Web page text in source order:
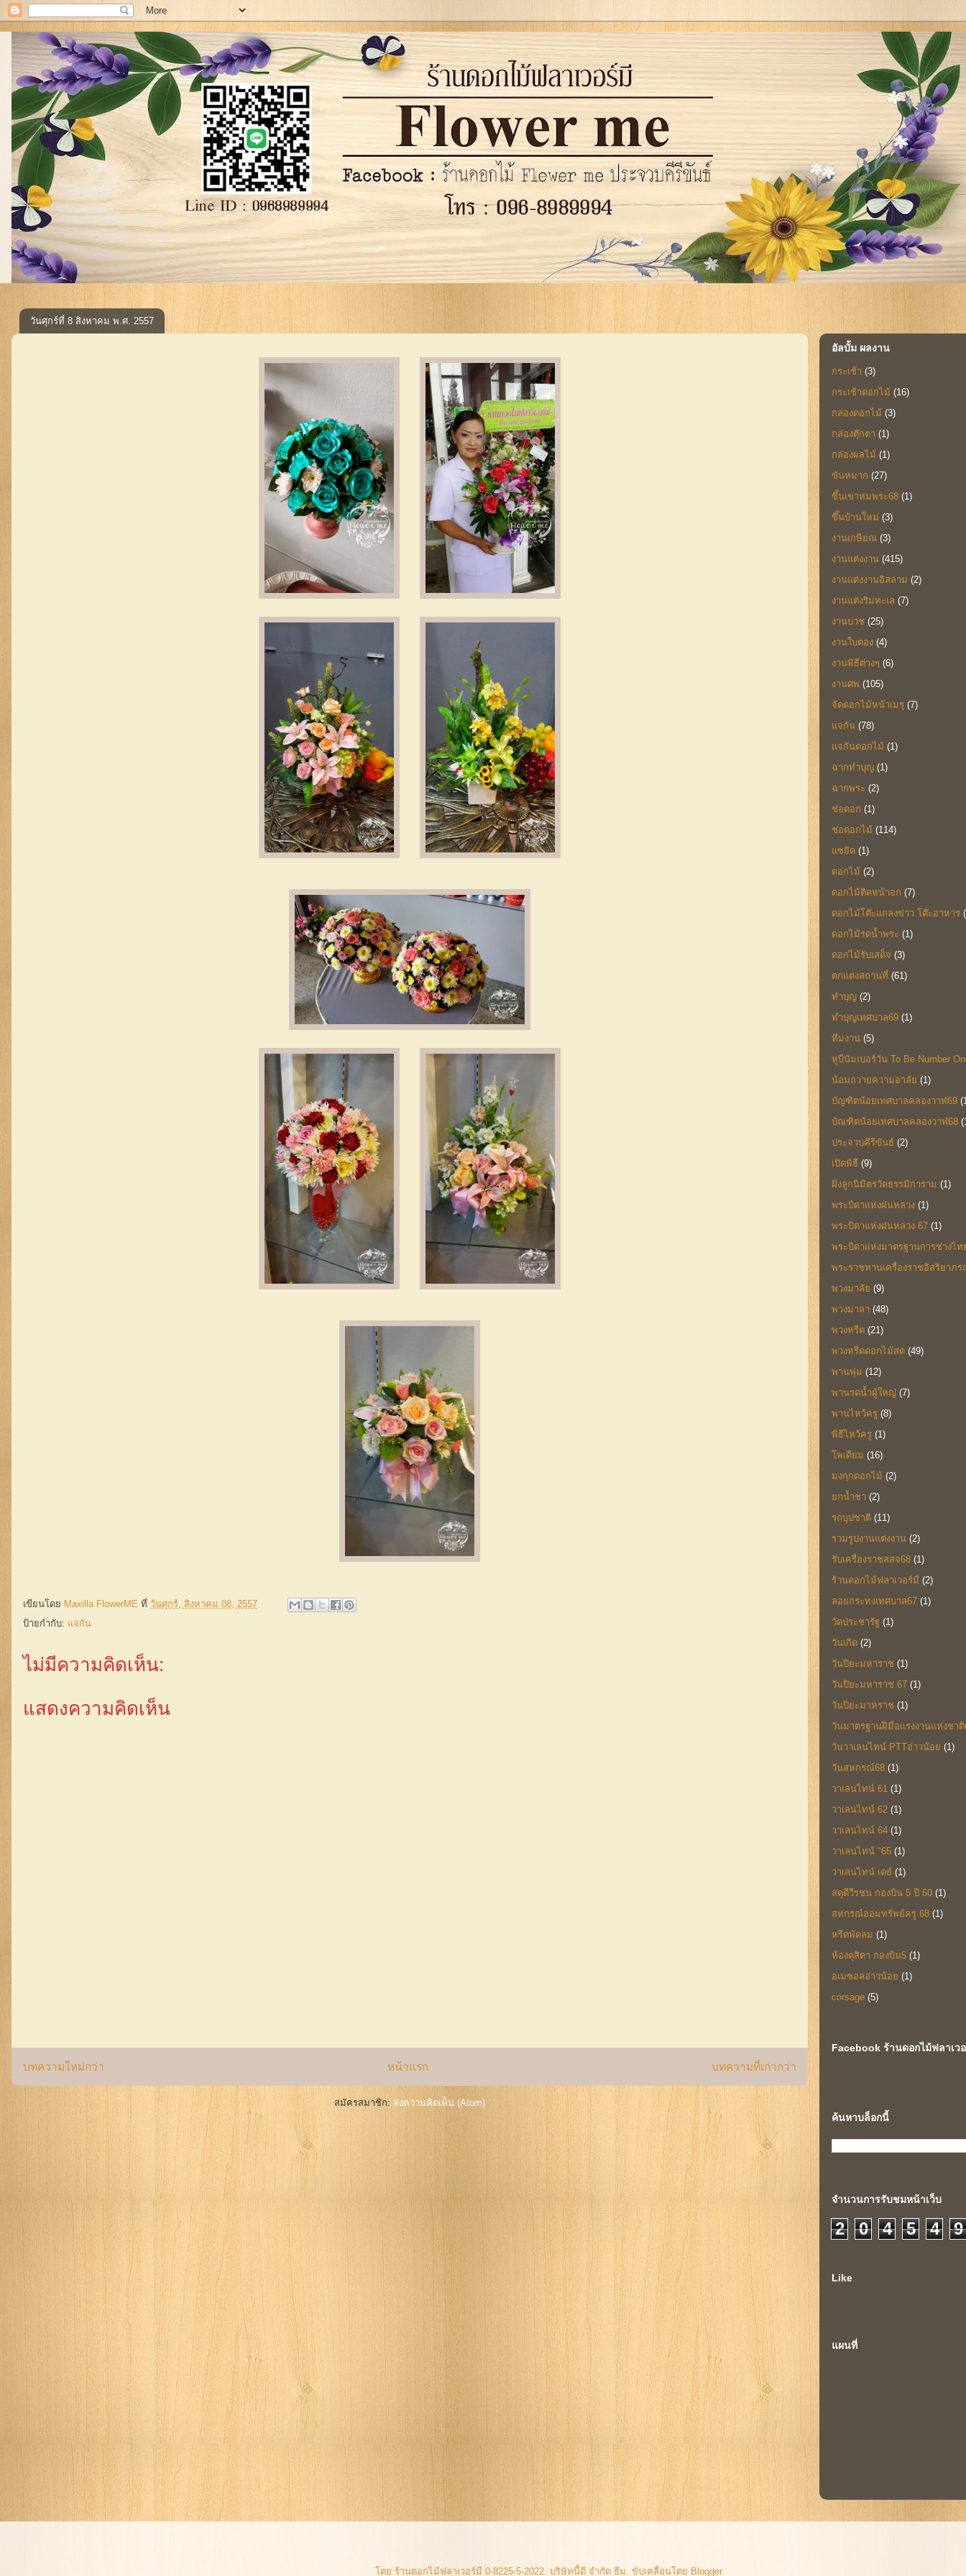
วันศุกร์ที่ 8 สิงหาคม พ.ศ. 2557
เขียนโดย Maxilla FlowerME ที่ วันศุกร์, สิงหาคม 08, 2557
ป้ายกำกับ: แจกัน
ไม่มีความคิดเห็น:
แสดงความคิดเห็น
บทความใหม่กว่า บทความที่เก่ากว่า
หน้าแรก
สมัครสมาชิก: ส่งความคิดเห็น (Atom)
อัลบั้ม ผลงาน
กระเช้า (3)
กระเช้าดอกไม้ (16)
กล่องดอกไม้ (3)
กล่องตุ๊กตา (1)
กล่องผลไม้ (1)
ขันหมาก (27)
ขึ้นเขาห่มพระ68 (1)
ขึ้นบ้านใหม่ (3)
งานเกษียณ (3)
งานแต่งงาน (415)
งานแต่งงานอิสลาม (2)
งานแต่งริมทะเล (7)
งานบวช (25)
งานใบตอง (4)
งานพิธีต่างๆ (6)
งานศพ (105)
จัดดอกไม้หน้าเมรุ (7)
แจกัน (78)
แจกันดอกไม้ (1)
ฉากทำบุญ (1)
ฉากพระ (2)
ช่อดอก (1)
ช่อดอกไม้ (114)
แซยิด (1)
ดอกไม้ (2)
ดอกไม้ติดหน้าอก (7)
ดอกไม้โต๊ะแถลงข่าว โต๊ะอาหาร
ดอกไม้รดน้ำพระ (1)
ดอกไม้รับเสด็จ (3)
ตกแต่งสถานที่ (61)
ทำบุญ (2)
ทำบุญเทศบาล69 (1)
ทีมงาน (5)
ทูบีนัมเบอร์วัน To Be Number
น้อมถวายความอาลัย (1)
บัญฑิตน้อยเทศบาลคลองวาฬ69
บัณฑิตน้อยเทศบาลคลองวาฬ68
ประจวบคีรีขันธ์ (2)
เปิดพิธี (9)
ฝั่งลูกนิมิตรวัดธรรมิการาม (1)
พระบิดาแห่งฝนหลวง (1)
พระบิดาแห่งฝนหลวง 67 (1)
พระบิดาแห่งมาตรฐานการช่างไท
พระราชทานเครื่องราชอิสริยาภร
พวงมาลัย (9)
พวงมาลา (48)
พวงหรีด (21)
พวงหรีดดอกไม้สด (49)
พานพุ่ม (12)
พานรดน้ำผู้ใหญ่ (7)
พานไหว้ครู (8)
พิธีไหว้ครู (1)
โพเดียม (16)
มงกุกดอกไม้ (2)
ยกน้ำชา (2)
รถบุปชาติ (11)
รวมรูปงานแต่งงาน (2)
รับเครื่องราชสสจ68 (1)
ร้านดอกไม้ฟลาเวอร์มี (2)
ลอยกระทงเทศบาล67 (1)
วัดประชารัฐ (1)
วันเกิด (2)
วันปิยะมหาราช (1)
วันปิยะมหาราช 67 (1)
วันปิยะมาหราช (1)
วันมาตรฐานฝีมือแรงงานแห่งชาติ
วันวาเลนไทน์ PTTอ่าวน้อย (1)
วันสหกรณ์68 (1)
วาเลนไทน์ 61 (1)
วาเลนไทน์ 62 (1)
วาเลนไทน์ 64 (1)
วาเลนไทน์ "65 (1)
วาเลนไทน์ เดย์ (1)
สดุดีวีรชน กองบิน 5 ปี 60 (1)
สหกรณ์ออมทรัพย์ครู 68 (1)
หรีดพัดลม (1)
ห้องดุสิตา กองบิน5 (1)
อเมซอลอ่าวน้อย (1)
corsage (5)
Facebook ร้านดอกไม้ฟลาเว
ค้นหาบล็อกนี้
จำนวนการรับชมหน้าเว็บ
2 0 4 5 4 9
Like
แผนที่
โดย ร้านดอกไม้ฟลาเวอร์มี 0-8225-5-2022. บริษัทนี้ดี จำกัด ธีม. ขับเคลื่อนโดย Blogger.